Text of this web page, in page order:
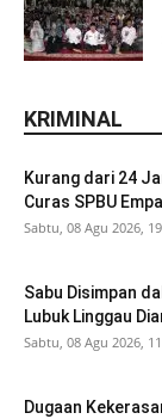
KRIMINAL
Kurang dari 24
Curas SPBU
Sabtu, 08 Agu 2026,
Sabu Disimpan
Lubuk Linggau
Sabtu, 08 Agu 2026,
Dugaan